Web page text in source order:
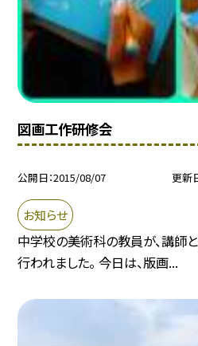
図画工作研修会
公開日 2015/08/07 更新
お知らせ
中学校の美術科の教員が、講師
行われました。 今日は、版画...